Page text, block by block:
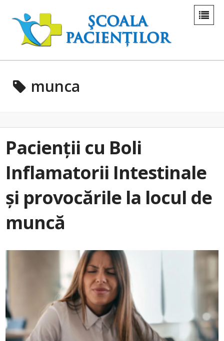
munca
Pacienții cu Boli
Inflamatorii Intestinale
și provocările la locul de
muncă